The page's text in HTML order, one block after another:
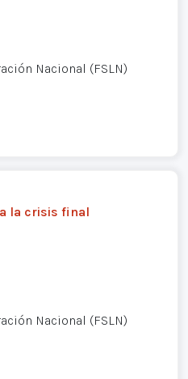
Nacional (FSLN)
la crisis final
Nacional (FSLN)